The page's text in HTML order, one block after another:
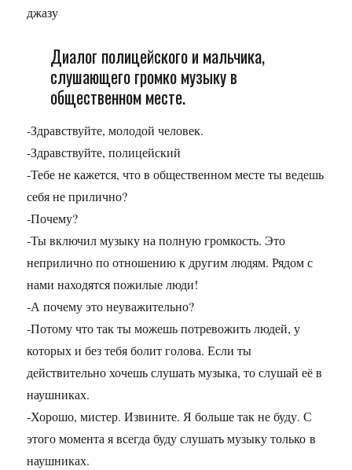
джазу
Диалог полицейского и мальчика,
слушающего громко музыку в
общественном месте.
-Здравствуйте, молодой человек.
-Здравствуйте, полицейский
-Тебе не кажется, что в общественном месте ты ведешь
себя не прилично?
-Почему?
-Ты включил музыку на полную громкость. Это
неприлично по отношению к другим людям. Рядом с
нами находятся пожилые люди!
-А почему это неуважительно?
-Потому что так ты можешь потревожить людей, у
которых и без тебя болит голова. Если ты
действительно хочешь слушать музыка, то слушай её в
наушниках.
-Хорошо, мистер. Извините. Я больше так не буду. С
этого момента я всегда буду слушать музыку только в
наушниках.